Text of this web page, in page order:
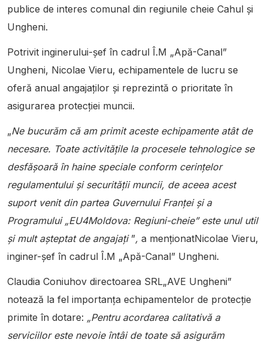
publice de interes comunal din regiunile cheie Cahul și
Ungheni.
Potrivit inginerului-șef în cadrul Î.M „Apă-Canal”
Ungheni, Nicolae Vieru, echipamentele de lucru se
oferă anual angajaților și reprezintă o prioritate în
asigurarea protecției muncii.
„Ne bucurăm că am primit aceste echipamente atât de
necesare. Toate activitățile la procesele tehnologice se
desfășoară în haine speciale conform cerințelor
regulamentului și securității muncii, de aceea acest
suport venit din partea Guvernului Franței și a
Programului „EU4Moldova: Regiuni-cheie” este unul util
și mult așteptat de angajați ”, a menționatNicolae Vieru,
inginer-șef în cadrul Î.M „Apă-Canal” Ungheni.
Claudia Coniuhov directoarea SRL„AVE Ungheni”
notează la fel importanța echipamentelor de protecție
primite în dotare: „Pentru acordarea calitativă a
serviciilor este nevoie întâi de toate să asigurăm